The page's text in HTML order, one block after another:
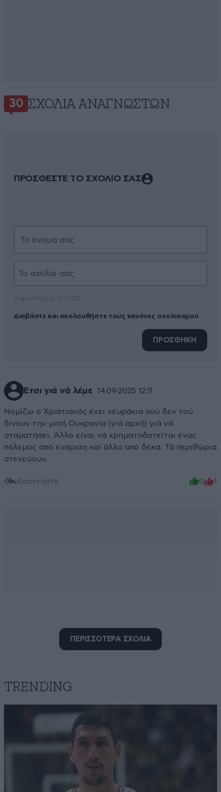
30 ΣΧΌΛΙΑ ΑΝΑΓΝΩΣΤΏΝ
ΠΡΟΣΘΕΣΤΕ ΤΟ ΣΧΟΛΙΟ ΣΑΣ
Διαβάστε και ακολουθήστε τους κανόνες σχολιασμού
ΠΡΟΣΘΗΚΗ
Έτσι γιά νά λέμε 14·09·2025 12:11
Νομίζω ο Χριστιανός έχει νευράκια πού δεν τού
δίνουν την μισή Ουκρανία (γιά αρχή) γιά νά
σταματήσει. Άλλο είναι νά χρηματοδοτείται ένας
πόλεμος από ενάμιση καί άλλο από δέκα. Τά περιθώρια
στενεύουν.
Απαντήστε 0 1
Λέω μήπως. 13·09·2025 22:51
Ανίχνευση αντιδράσεων με συνοριακές προκλήσεις
ΠΕΡΙΣΣΟΤΕΡΑ ΣΧΟΛΙΑ
TRENDING